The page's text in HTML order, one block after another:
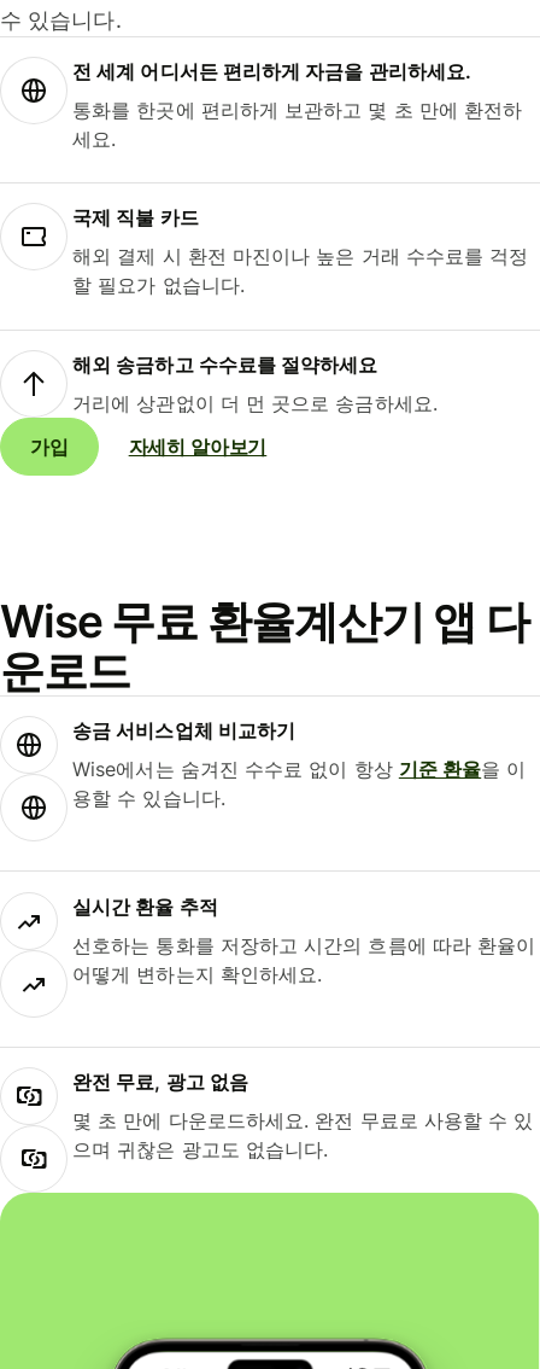
수 있습니다.
전 세계 어디서든 편리하게 자금을 관리하세요.
통화를 한곳에 편리하게 보관하고 몇 초 만에 환전하
세요.
국제 직불 카드
해외 결제 시 환전 마진이나 높은 거래 수수료를 걱정
할 필요가 없습니다.
해외 송금하고 수수료를 절약하세요
거리에 상관없이 더 먼 곳으로 송금하세요.
가입
자세히 알아보기
Wise 무료 환율계산기 앱 다
운로드
송금 서비스업체 비교하기
Wise에서는 숨겨진 수수료 없이 항상 기준 환율을 이
용할 수 있습니다.
실시간 환율 추적
선호하는 통화를 저장하고 시간의 흐름에 따라 환율이
어떻게 변하는지 확인하세요.
완전 무료, 광고 없음
몇 초 만에 다운로드하세요. 완전 무료로 사용할 수 있
으며 귀찮은 광고도 없습니다.